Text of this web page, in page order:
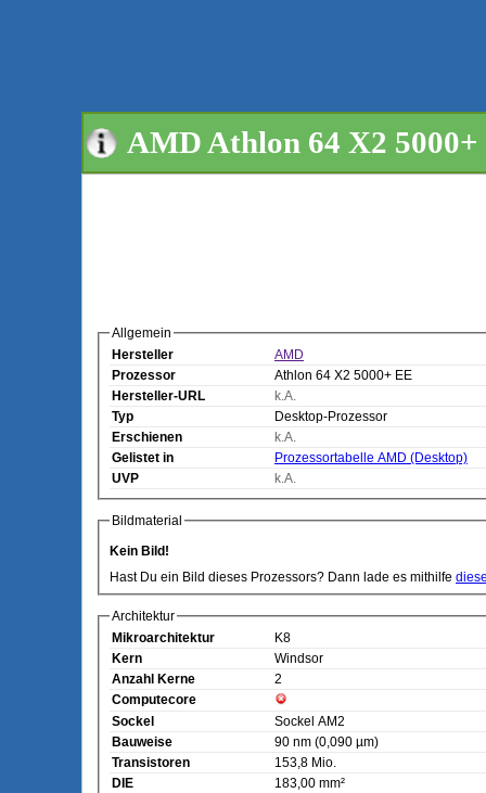
AMD Athlon 64 X2 5000+
Allgemein
Hersteller
AMD
Prozessor
Athlon 64 X2 5000+ EE
Hersteller-URL
k.A.
Typ
Desktop-Prozessor
Erschienen
k.A.
Gelistet in
Prozessortabelle AMD (Desktop)
UVP
k.A.
Bildmaterial
Kein Bild!
Hast Du ein Bild dieses Prozessors? Dann lade es mithilfe
Architektur
Mikroarchitektur
K8
Kern
Windsor
Anzahl Kerne
2
Computecore
Sockel
Sockel AM2
Bauweise
90 nm (0,090 µm)
Transistoren
153,8 Mio.
DIE
183,00 mm²